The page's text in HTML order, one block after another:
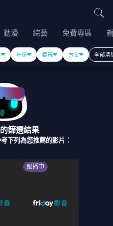
動漫 綜藝 免費專區
年份 標籤 方案 全部清
篩選結果
下列為您推薦的影片：
跟播中